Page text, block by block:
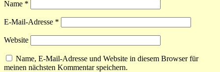
Name *
E-Mail-Adresse *
Website
Name, E-Mail-Adresse und Website in diesem Browser für
meinen nächsten Kommentar speichern.